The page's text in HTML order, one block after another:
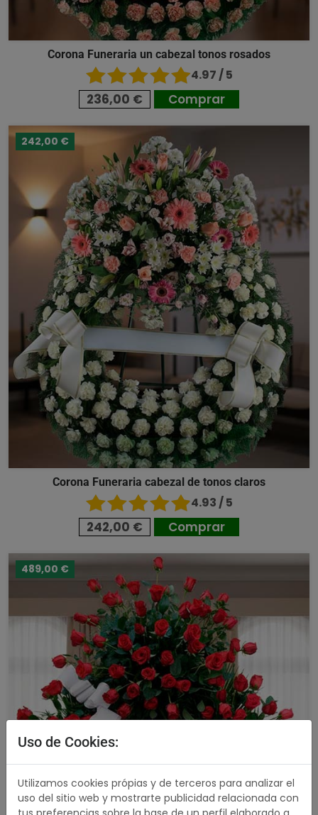
Corona Funeraria un cabezal tonos rosados
4.97 / 5
236,00 € Comprar
242,00 €
Corona Funeraria cabezal de tonos claros
4.93 / 5
242,00 € Comprar
489,00 €
Uso de Cookies:
Utilizamos cookies própias y de terceros para analizar el
uso del sitio web y mostrarte publicidad relacionada con